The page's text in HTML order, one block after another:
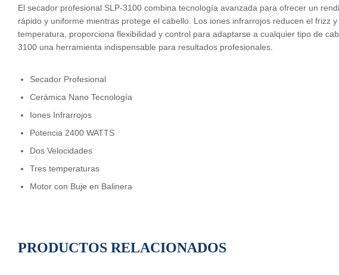
El secador profesional SLP-3100 combina tecnología avanzada para ofrecer un
rápido y uniforme mientras protege el cabello. Los iones infrarrojos reducen el
temperatura, proporciona flexibilidad y control para adaptarse a cualquier tipo de
3100 una herramienta indispensable para resultados profesionales.
Secador Profesional
Cerámica Nano Tecnología
Iones Infrarrojos
Potencia 2400 WATTS
Dos Velocidades
Tres temperaturas
Motor con Buje en Balinera
PRODUCTOS RELACIONADOS